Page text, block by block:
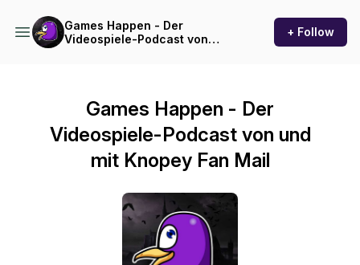
Games Happen - Der
Videospiele-Podcast von
+ Follow
Games Happen - Der
Videospiele-Podcast von und
mit Knopey Fan Mail